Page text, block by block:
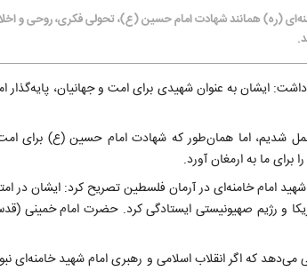
(ره) همانند شهادت امام حسین (ع)، تحولی فکری، روحی و
ایشان به عنوان شهیدی برای امت و جهانیان،
شدیم، اما همان‌طور که شهادت امام حسین (ع) برای
ما به ارمغان آورد.
امام خامنه‌ای در آرمان فلسطین تصریح کرد: ایشان در
و رژیم صهیونیستی ایستادگی کرد. حضرت امام خمینی
می‌دهد که اگر انقلاب اسلامی و رهبری امام شهید خامنه‌ای